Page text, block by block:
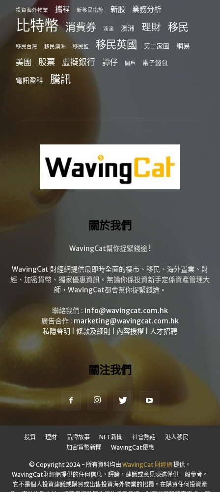
投資海外物業 攜程 新移民措施 新股 業務分析
比特幣 消費券 滴滴 澳洲 理財 移民
移民台灣 移民澳洲 移民監 移民英國 第二家園 網易
美團 股票 虛擬銀行 譚仔 開戶 電子錢包
電訊盈科 騰訊
關於我們
WavingCat幫你捉緊錢途 !
WavingCat 財經網提供最即時全面的樓市、移民、海外置業、財
經、加密貨幣、獨家優惠資訊。無論你係投資新手定係資產管理大
師，WavingCat都會幫你捉緊錢途。
聯絡我們 : info@wavingcat.com.hk
廣告合作 : marketing@wavingcat.com.hk
私隱聲明
條款及細則 內容授權 人才招聘
關注我們
投資 理財 品牌故事 NFT新聞 社會熱話
港人移民
加密貨幣新聞
WavingCat優惠
© Copyright 2024 - 所有資料均由 WavingCat 財經網提供。
WavingCat財經網提供的任何信息，評論，建議或意見陳述僅供一般參考。
它不是個人投資建議或購買或出售投資海外物業的招攬。在購買任何投資產